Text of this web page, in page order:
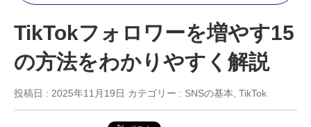
TikTokフォロワーを増やす15
の方法をわかりやすく解説
投稿日 : 2025年11月19日 カテゴリー : SNSの基本, TikTok